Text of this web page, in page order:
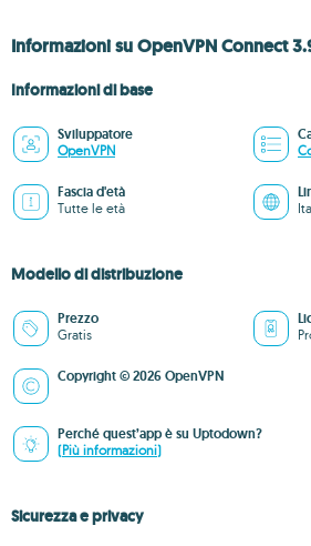
Informazioni su OpenVPN Connect
Informazioni di base
Sviluppatore
OpenVPN
Fascia d'età
Tutte le età
Modello di distribuzione
Prezzo
Gratis
Copyright © 2026 OpenVPN
Perché quest’app è su Uptodown?
(Più informazioni)
Sicurezza e privacy